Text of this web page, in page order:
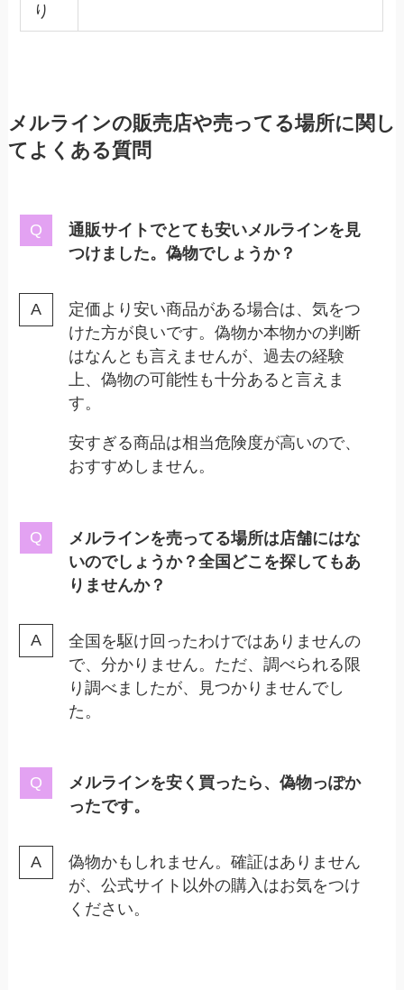
り
メルラインの販売店や売ってる場所に関し
てよくある質問
通販サイトでとても安いメルラインを見
つけました。偽物でしょうか？
定価より安い商品がある場合は、気をつ
けた方が良いです。偽物か本物かの判断
はなんとも言えませんが、過去の経験
上、偽物の可能性も十分あると言えま
す。
安すぎる商品は相当危険度が高いので、
おすすめしません。
メルラインを売ってる場所は店舗にはな
いのでしょうか？全国どこを探してもあ
りませんか？
全国を駆け回ったわけではありませんの
で、分かりません。ただ、調べられる限
り調べましたが、見つかりませんでし
た。
メルラインを安く買ったら、偽物っぽか
ったです。
偽物かもしれません。確証はありません
が、公式サイト以外の購入はお気をつけ
ください。